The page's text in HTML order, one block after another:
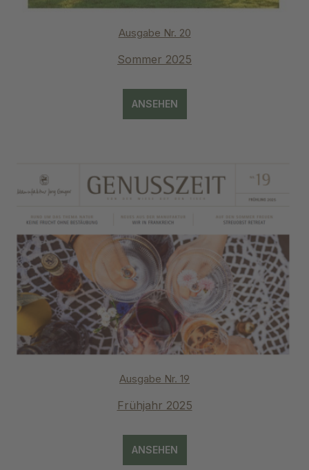
Ausgabe Nr. 20
Sommer 2025
ANSEHEN
Ausgabe Nr. 19
Frühjahr 2025
ANSEHEN